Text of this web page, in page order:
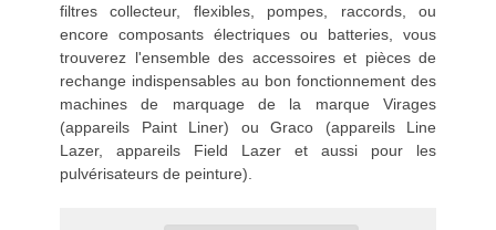
filtres collecteur, flexibles, pompes, raccords, ou
encore composants électriques ou batteries, vous
trouverez l'ensemble des accessoires et pièces de
rechange indispensables au bon fonctionnement des
machines de marquage de la marque Virages
(appareils Paint Liner) ou Graco (appareils Line
Lazer, appareils Field Lazer et aussi pour les
pulvérisateurs de peinture).